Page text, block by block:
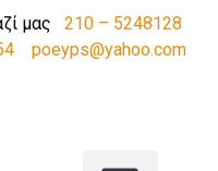
μας 210 – 5248128
poeyps@yahoo.com